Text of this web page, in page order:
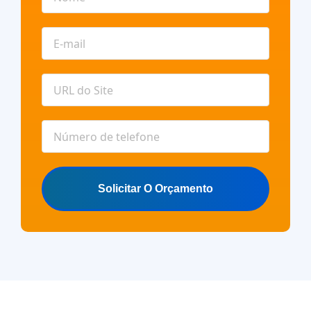
Solicitar O Orçamento